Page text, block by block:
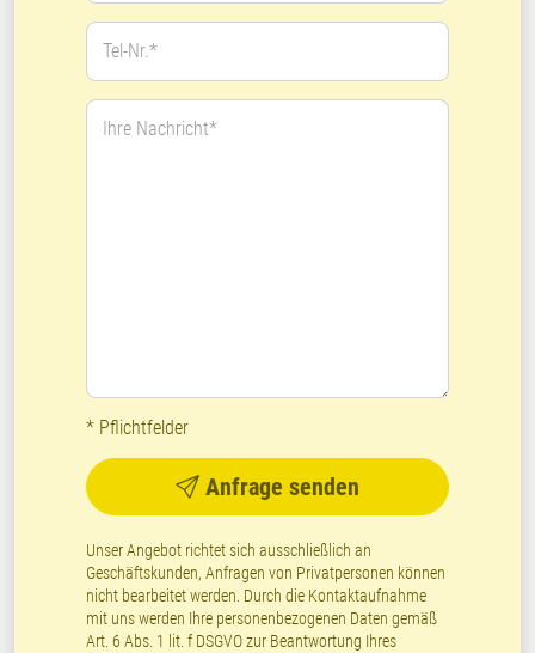
Tel-Nr.*
Ihre Nachricht*
* Pflichtfelder
Anfrage senden
Unser Angebot richtet sich ausschließlich an
Geschäftskunden, Anfragen von Privatpersonen können
nicht bearbeitet werden. Durch die Kontaktaufnahme
mit uns werden Ihre personenbezogenen Daten gemäß
Art. 6 Abs. 1 lit. f DSGVO zur Beantwortung Ihres